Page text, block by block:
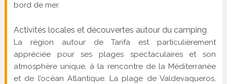
bord de mer.
Activités locales et découvertes autour du camping
La région autour de Tarifa est particulièrement
appréciée pour ses plages spectaculaires et son
atmosphère unique, à la rencontre de la Méditerranée
et de l’océan Atlantique. La plage de Valdevaqueros,